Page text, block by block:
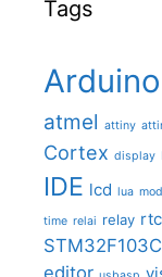
Tags
Arduino
atmel attiny
Cortex display
IDE lcd lua
time relai relay rtc
editor